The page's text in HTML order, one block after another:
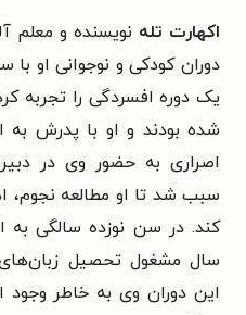
اکهارت تله
دوران کودکی و نوجوانی او
یک دوره افسردگی را تجربه
شده بودند و او با پدرش به
اصراری به حضور وی در
سبب شد تا او مطالعه نجوم،
کند. در سن نوزده سالگی
سال مشغول تحصیل زبان‌های
این دوران وی به خاطر